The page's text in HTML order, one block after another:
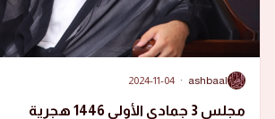
A
ashbaal
·
2024-11-04
مجلس 3 جمادى الأولى 1446 هجرية